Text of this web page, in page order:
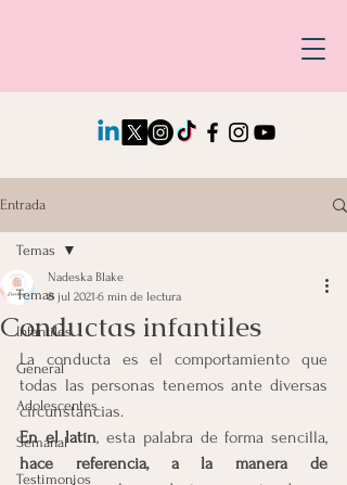
Entrada
Temas
Infantiles
General
Adolescentes
Semanal
Testimonios
Temas
Conductas infantiles
Nadeska Blake
8 jul 2021 6 min de lectura
La conducta es el comportamiento que
todas las personas tenemos ante diversas
circunstancias.
En el latín
hace referencia, a la manera de